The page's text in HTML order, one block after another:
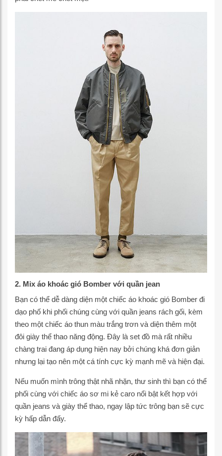
2. Mix áo khoác gió Bomber với quần jean
Bạn có thể dễ dàng diện một chiếc áo khoác gió Bomber đi
dạo phố khi phối chúng cùng với quần jeans rách gối, kèm
theo một chiếc áo thun màu trắng trơn và diện thêm một
đôi giày thể thao năng động. Đây là set đồ mà rất nhiều
chàng trai đang áp dụng hiện nay bởi chúng khá đơn giản
nhưng lại tạo nên một cá tính cực kỳ mạnh mẽ và hiện đại.
Nếu muốn mình trông thật nhã nhặn, thư sinh thì bạn có thể
phối cùng với chiếc áo sơ mi kẻ caro nổi bật kết hợp với
quần jeans và giày thể thao, ngay lập tức trông bạn sẽ cực
kỳ hấp dẫn đấy.